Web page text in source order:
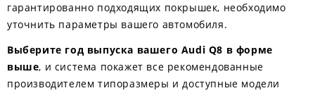
гарантированно подходящих покрышек, необходимо
уточнить параметры вашего автомобиля.
Выберите год выпуска вашего Audi Q8 в форме
выше, и система покажет все рекомендованные
производителем типоразмеры и доступные модели